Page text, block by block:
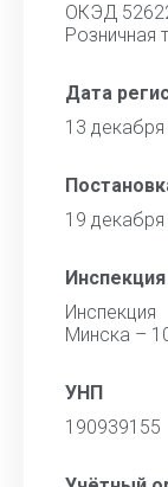
ОКЭД
Розничная
Дата
13
19
Минска –
УНП
190939155